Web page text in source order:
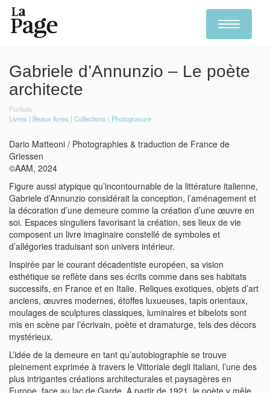
main
content
Toggle
navigation
Gabriele d’Annunzio – Le poète
architecte
Portfolio
Livres
Beaux livres Collections Photogravure
Dario Matteoni / Photographies & traduction de France de
Griessen
©AAM, 2024
Figure aussi atypique qu’incontournable de la littérature italienne,
Gabriele d’Annunzio considérait la conception, l’aménagement et
la décoration d’une demeure comme la création d’une œuvre en
soi. Espaces singuliers favorisant la création, ses lieux de vie
composent un livre imaginaire constellé de symboles et
d’allégories traduisant son univers intérieur.
Inspirée par le courant décadentiste européen, sa vision
esthétique se reflète dans ses écrits comme dans ses habitats
successifs, en France et en Italie. Reliques exotiques, objets d’art
anciens, œuvres modernes, étoffes luxueuses, tapis orientaux,
moulages de sculptures classiques, luminaires et bibelots sont
mis en scène par l’écrivain, poète et dramaturge, tels des décors
mystérieux.
L’idée de la demeure en tant qu’autobiographie se trouve
pleinement exprimée à travers le Vittoriale degli Italiani, l’une des
plus intrigantes créations architecturales et paysagères en
Europe, face au lac de Garde. A partir de 1921, le poète y mêle,